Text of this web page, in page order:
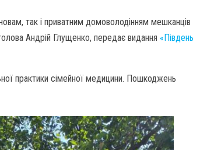
так і приватним домоволодінням мешканців
Андрій Глущенко, передає видання «Південь
практики сімейної медицини. Пошкоджень